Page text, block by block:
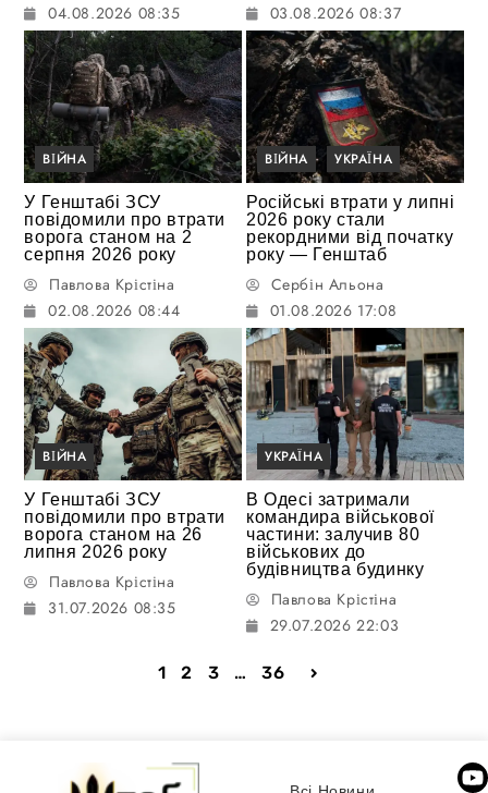
04.08.2026 08:35
03.08.2026 08:37
ВІЙНА
У Генштабі ЗСУ
повідомили про втрати
ворога станом на 2
серпня 2026 року
Павлова Крістіна
02.08.2026 08:44
ВІЙНА УКРАЇНА
Російські втрати у липні
2026 року стали
рекордними від початку
року — Генштаб
Сербін Альона
01.08.2026 17:08
ВІЙНА
У Генштабі ЗСУ
повідомили про втрати
ворога станом на 26
липня 2026 року
Павлова Крістіна
31.07.2026 08:35
УКРАЇНА
В Одесі затримали
командира військової
частини: залучив 80
військових до
будівництва будинку
Павлова Крістіна
29.07.2026 22:03
1 2 3 … 36